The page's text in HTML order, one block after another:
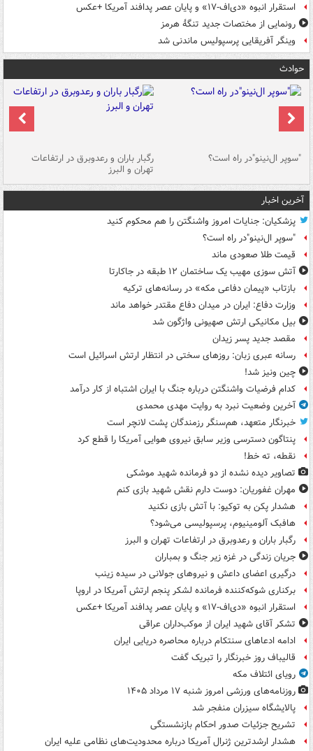
استقرار انبوه «دی‌اف‑۱۷» و پایان عصر پدافند آمریکا +عکس
رونمایی از مختصات جدید تنگۀ هرمز
وینگر آفریقایی پرسپولیس ماندنی شد
حوادث
"سوپر ال‌نینو"در راه است؟ رگبار باران و رعدوبرق در ارتفاعات
تهران و البرز
آخرین اخبار
پزشکیان: جنایات امروز واشنگتن را هم محکوم کنید
"سوپر ال‌نینو"در راه است؟
قیمت طلا صعودی ماند
آتش سوزی مهیب یک ساختمان ۱۲ طبقه در جاکارتا
بازتاب «پیمان دفاعی مکه» در رسانه‌های ترکیه
وزارت دفاع: ایران در میدان دفاع مقتدر خواهد ماند
بیل مکانیکی ارتش صهیونی واژگون شد
مقصد جدید پسر زیدان
رسانه عبری زبان: روزهای سختی در انتظار ارتش اسرائیل است
چین ونیز شد!
کدام فرضیات واشنگتن درباره جنگ با ایران اشتباه از کار درآمد
آخرین وضعیت نبرد به روایت مهدی محمدی
خبرنگار متعهد، هم‌سنگر رزمندگان پشت لانچر است
پنتاگون دسترسی وزیر سابق نیروی هوایی آمریکا را قطع کرد
نقطه، ته خط!
تصاویر دیده‌ نشده از دو فرمانده شهید موشکی
مهران غفوریان: دوست دارم نقش شهید بازی کنم
هشدار پکن به توکیو: با آتش بازی نکنید
هافبک آلومینیوم، پرسپولیسی می‌شود؟
رگبار باران و رعدوبرق در ارتفاعات تهران و البرز
جریان زندگی در غزه زیر جنگ و بمباران
درگیری اعضای داعش و نیروهای جولانی در سیده زینب
برکناری شوکه‌کننده فرمانده لشکر پنجم ارتش آمریکا در اروپا
استقرار انبوه «دی‌اف‑۱۷» و پایان عصر پدافند آمریکا +عکس
تشکر آقای شهید ایران از موکب‌داران عراقی
ادامه ادعاهای سنتکام درباره محاصره دریایی ایران
قالیباف روز خبرنگار را تبریک گفت
رویای ائتلاف مکه
روزنامه‌های ورزشی امروز ‌شنبه ۱۷ مرداد ۱۴۰۵
پالایشگاه سیزران منفجر شد
تشریح جزئیات صدور احکام بازنشستگی
هشدار ارشدترین ژنرال آمریکا درباره محدودیت‌های نظامی علیه ایران